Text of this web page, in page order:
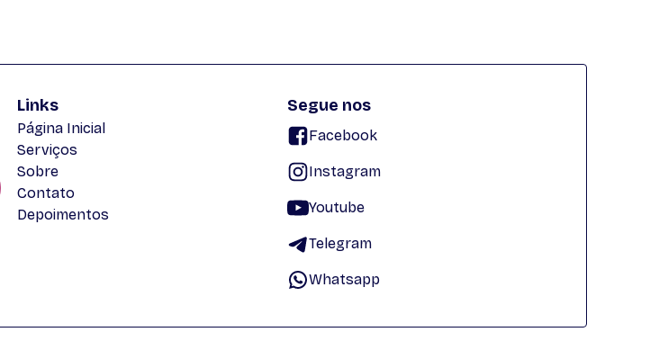
Links
Página Inicial
Serviços
Sobre
Contato
Depoimentos
Segue nos
Facebook
Instagram
Youtube
Telegram
Whatsapp